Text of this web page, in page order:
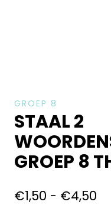
GROEP 8
STAAL 2
GROEP 8
€1,50 - €4,50